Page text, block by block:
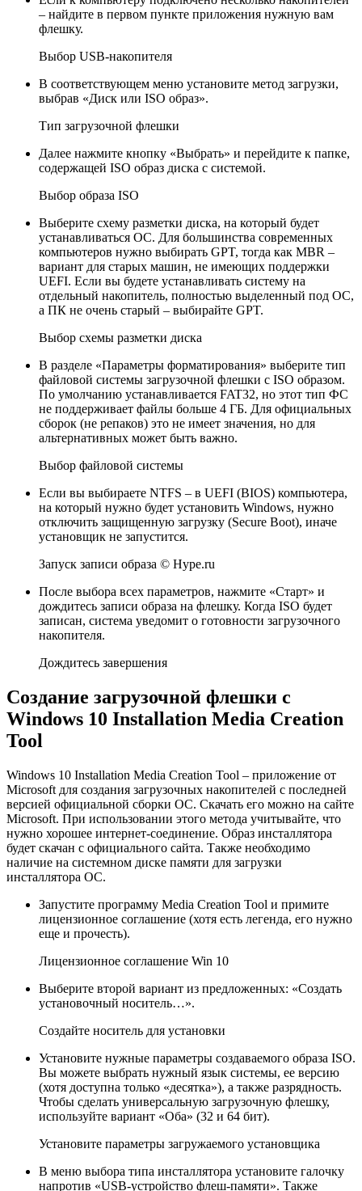
– найдите в первом пункте приложения нужную вам
флешку.
Выбор USB-накопителя
В соответствующем меню установите метод загрузки,
выбрав «Диск или ISO образ».
Тип загрузочной флешки
Далее нажмите кнопку «Выбрать» и перейдите к папке,
содержащей ISO образ диска с системой.
Выбор образа ISO
Выберите схему разметки диска, на который будет
устанавливаться ОС. Для большинства современных
компьютеров нужно выбирать GPT, тогда как MBR –
вариант для старых машин, не имеющих поддержки
UEFI. Если вы будете устанавливать систему на
отдельный накопитель, полностью выделенный под ОС,
а ПК не очень старый – выбирайте GPT.
Выбор схемы разметки диска
В разделе «Параметры форматирования» выберите тип
файловой системы загрузочной флешки с ISO образом.
По умолчанию устанавливается FAT32, но этот тип ФС
не поддерживает файлы больше 4 ГБ. Для официальных
сборок (не репаков) это не имеет значения, но для
альтернативных может быть важно.
Выбор файловой системы
Если вы выбираете NTFS – в UEFI (BIOS) компьютера,
на который нужно будет установить Windows, нужно
отключить защищенную загрузку (Secure Boot), иначе
установщик не запустится.
Запуск записи образа © Hype.ru
После выбора всех параметров, нажмите «Старт» и
дождитесь записи образа на флешку. Когда ISO будет
записан, система уведомит о готовности загрузочного
накопителя.
Дождитесь завершения
Создание загрузочной флешки с
Windows 10 Installation Media Creation
Tool
Windows 10 Installation Media Creation Tool – приложение от
Microsoft для создания загрузочных накопителей с последней
версией официальной сборки ОС. Скачать его можно на сайте
Microsoft. При использовании этого метода учитывайте, что
нужно хорошее интернет-соединение. Образ инсталлятора
будет скачан с официального сайта. Также необходимо
наличие на системном диске памяти для загрузки
инсталлятора ОС.
Запустите программу Media Creation Tool и примите
лицензионное соглашение (хотя есть легенда, его нужно
еще и прочесть).
Лицензионное соглашение Win 10
Выберите второй вариант из предложенных: «Создать
установочный носитель…».
Создайте носитель для установки
Установите нужные параметры создаваемого образа ISO.
Вы можете выбрать нужный язык системы, ее версию
(хотя доступна только «десятка»), а также разрядность.
Чтобы сделать универсальную загрузочную флешку,
используйте вариант «Оба» (32 и 64 бит).
Установите параметры загружаемого установщика
В меню выбора типа инсталлятора установите галочку
напротив «USB-устройство флеш-памяти». Также